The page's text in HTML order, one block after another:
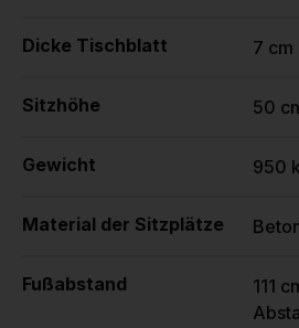
Dicke Tischblatt 7 cm
Sitzhöhe 50
Gewicht 950
Material der Sitzplätze
Fußabstand
111